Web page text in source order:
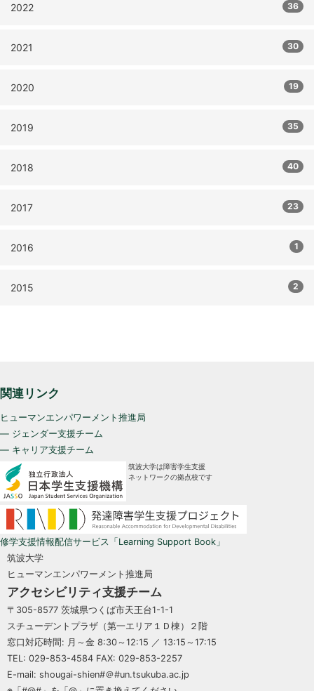
2022 36
2021 30
2020 19
2019 35
2018 40
2017 23
2016 1
2015 2
関連リンク
ヒューマンエンパワーメント推進局
— ジェンダー支援チーム
— キャリア支援チーム
筑波大学は障害学生支援
ネットワークの拠点校です
修学支援情報配信サービス「Learning Support Book」
筑波大学
ヒューマンエンパワーメント推進局
アクセシビリティ支援チーム
〒305-8577 茨城県つくば市天王台1-1-1
スチューデントプラザ（第一エリア１Ｄ棟）２階
窓口対応時間: 月～金 8:30～12:15 ／ 13:15～17:15
TEL: 029-853-4584 FAX: 029-853-2257
E-mail: shougai-shien#＠#un.tsukuba.ac.jp